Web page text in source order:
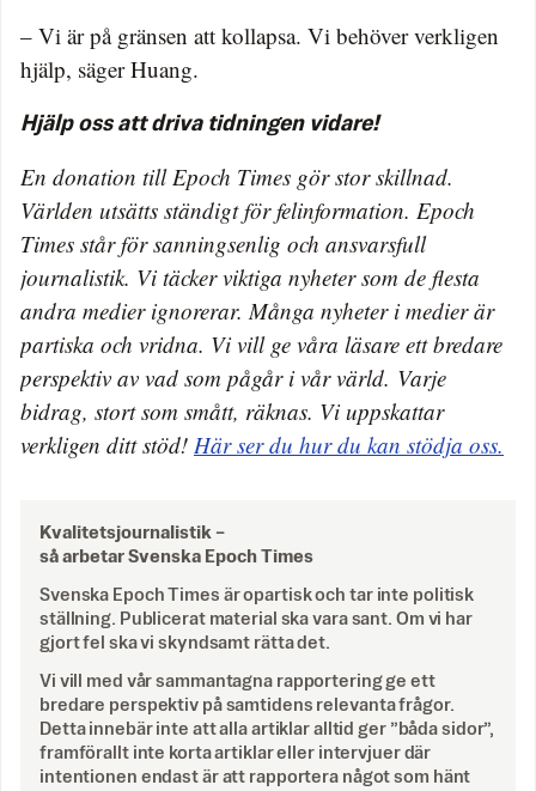
– Vi är på gränsen att kollapsa. Vi behöver verkligen
hjälp, säger Huang.
Hjälp oss att driva tidningen vidare!
En donation till Epoch Times gör stor skillnad.
Världen utsätts ständigt för felinformation. Epoch
Times står för sanningsenlig och ansvarsfull
journalistik. Vi täcker viktiga nyheter som de flesta
andra medier ignorerar. Många nyheter i medier är
partiska och vridna. Vi vill ge våra läsare ett bredare
perspektiv av vad som pågår i vår värld. Varje
bidrag, stort som smått, räknas. Vi uppskattar
verkligen ditt stöd! Här ser du hur du kan stödja oss.
Kvalitetsjournalistik –
så arbetar Svenska Epoch Times
Svenska Epoch Times är opartisk och tar inte politisk
ställning. Publicerat material ska vara sant. Om vi har
gjort fel ska vi skyndsamt rätta det.
Vi vill med vår sammantagna rapportering ge ett
bredare perspektiv på samtidens relevanta frågor.
Detta innebär inte att alla artiklar alltid ger ”båda sidor”,
framförallt inte korta artiklar eller intervjuer där
intentionen endast är att rapportera något som hänt